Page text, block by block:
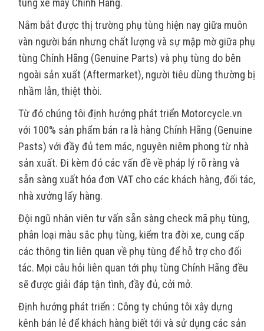
tùng xe máy Chính Hãng.
Nắm bắt được thị trường phụ tùng hiện nay giữa muôn
vàn người bán nhưng chất lượng và sự mập mờ giữa phụ
tùng Chính Hãng (Genuine Parts) và phụ tùng do bên
ngoài sản xuất (Aftermarket), người tiêu dùng thường bị
nhầm lẫn, thiệt thòi.
Từ đó chúng tôi định hướng phát triển Motorcycle.vn
với 100% sản phẩm bán ra là hàng Chính Hãng (Genuine
Pasts) với đầy đủ tem mác, nguyên niêm phong từ nhà
sản xuất. Đi kèm đó các vấn đề về pháp lý rõ ràng và
sẵn sàng xuất hóa đơn VAT cho các khách hàng, đối tác,
nhà xưởng lấy hàng.
Đội ngũ nhân viên tư vấn sẵn sàng check mã phụ tùng,
phân loại màu sắc phụ tùng, kiểm tra đời xe, cung cấp
các thông tin liên quan về phụ tùng để hỗ trợ cho đối
tác. Mọi câu hỏi liên quan tới phụ tùng Chính Hãng đều
sẽ được giải đáp tận tình, đầy đủ, cởi mở.
Định hướng phát triển : Công ty chúng tôi xây dựng
kênh bán lẻ để khách hàng biết tới và sử dụng các sản